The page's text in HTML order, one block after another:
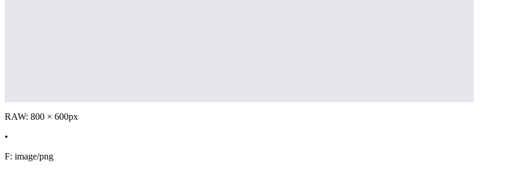
RAW: 800 × 600px
•
F: image/png